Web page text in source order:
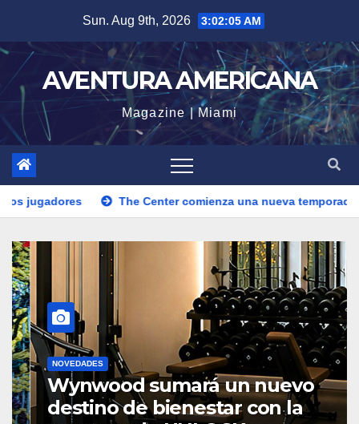
content
Sun. Aug 9th, 2026 3:02:08 AM
AVENTURA AMERICANA
Magazine | Miami
comienza una nueva temporada de exposiciones de arte
NOVEDADES
Wynwood sumará un nuevo
destino de bienestar con la